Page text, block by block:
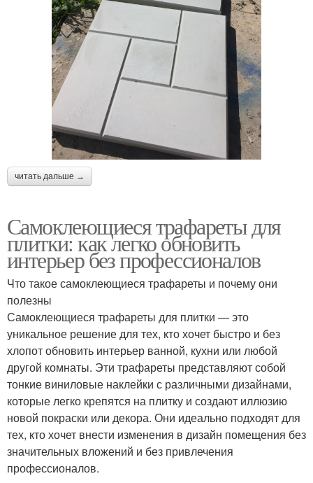
читать дальше →
Самоклеющиеся трафареты для
плитки: как легко обновить
интерьер без профессионалов
Что такое самоклеющиеся трафареты и почему они
полезны
Самоклеющиеся трафареты для плитки — это
уникальное решение для тех, кто хочет быстро и без
хлопот обновить интерьер ванной, кухни или любой
другой комнаты. Эти трафареты представляют собой
тонкие виниловые наклейки с различными дизайнами,
которые легко крепятся на плитку и создают иллюзию
новой покраски или декора. Они идеально подходят для
тех, кто хочет внести изменения в дизайн помещения без
значительных вложений и без привлечения
профессионалов.